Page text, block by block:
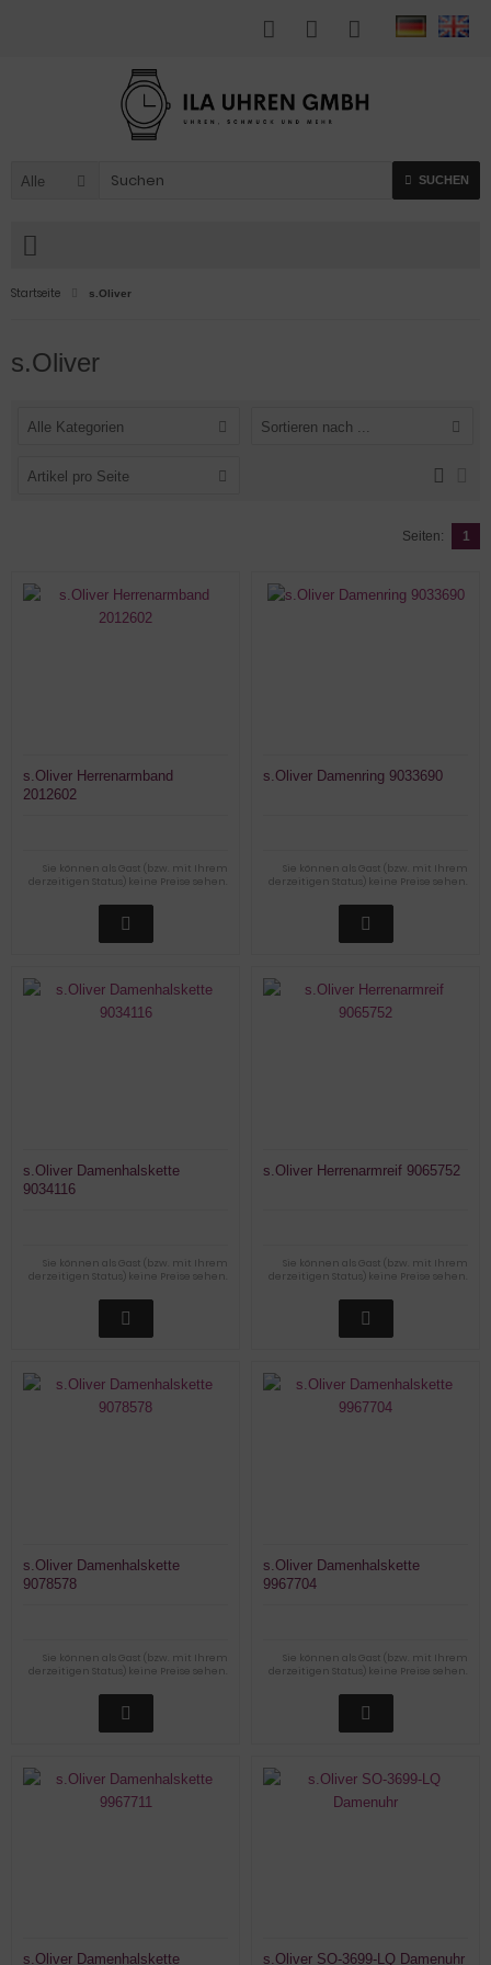
Alle SUCHEN
Startseite s.Oliver
s.Oliver
Alle Kategorien Sortieren nach ...
Artikel pro Seite
Seiten: 1
s.Oliver Herrenarmband
2012602
Sie können als Gast (bzw. mit Ihrem
derzeitigen Status) keine Preise sehen.
s.Oliver Damenring 9033690
Sie können als Gast (bzw. mit Ihrem
derzeitigen Status) keine Preise sehen.
s.Oliver Damenhalskette
9034116
Sie können als Gast (bzw. mit Ihrem
derzeitigen Status) keine Preise sehen.
s.Oliver Herrenarmreif 9065752
Sie können als Gast (bzw. mit Ihrem
derzeitigen Status) keine Preise sehen.
s.Oliver Damenhalskette
9078578
Sie können als Gast (bzw. mit Ihrem
derzeitigen Status) keine Preise sehen.
s.Oliver Damenhalskette
9967704
Sie können als Gast (bzw. mit Ihrem
derzeitigen Status) keine Preise sehen.
s.Oliver Damenhalskette s.Oliver SO-3699-LQ Damenuhr